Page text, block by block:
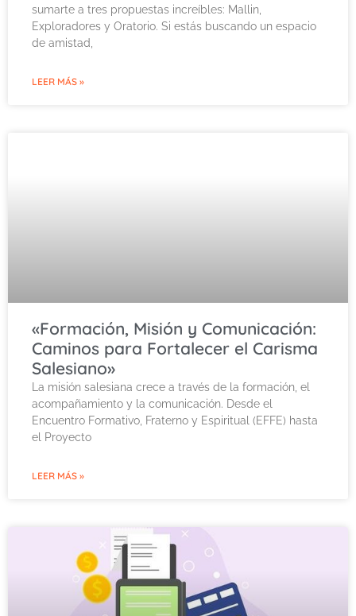
sumarte a tres propuestas increíbles: Mallin,
Exploradores y Oratorio. Si estás buscando un espacio
de amistad,
LEER MÁS »
«Formación, Misión y Comunicación:
Caminos para Fortalecer el Carisma
Salesiano»
La misión salesiana crece a través de la formación, el
acompañamiento y la comunicación. Desde el
Encuentro Formativo, Fraterno y Espiritual (EFFE) hasta
el Proyecto
LEER MÁS »